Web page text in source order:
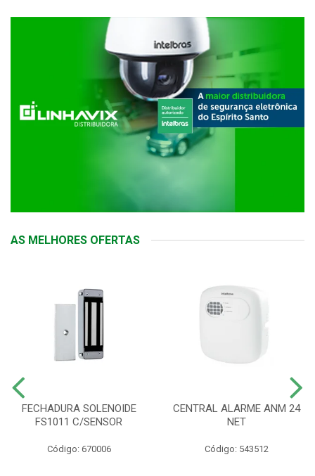
AS MELHORES OFERTAS
FECHADURA SOLENOIDE
FS1011 C/SENSOR
Código: 670006
CENTRAL ALARME ANM 24
NET
Código: 543512